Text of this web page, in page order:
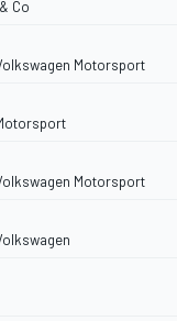
Co
Motorsport
Motorsport